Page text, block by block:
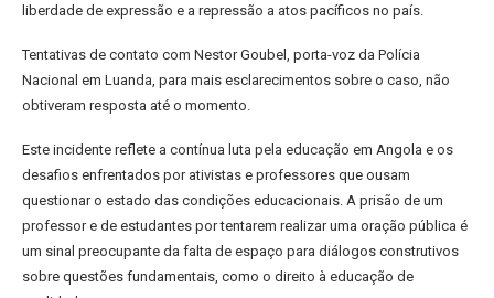
liberdade de expressão e a repressão a atos pacíficos no país.
Tentativas de contato com Nestor Goubel, porta-voz da Polícia
Nacional em Luanda, para mais esclarecimentos sobre o caso, não
obtiveram resposta até o momento.
Este incidente reflete a contínua luta pela educação em Angola e os
desafios enfrentados por ativistas e professores que ousam
questionar o estado das condições educacionais. A prisão de um
professor e de estudantes por tentarem realizar uma oração pública é
um sinal preocupante da falta de espaço para diálogos construtivos
sobre questões fundamentais, como o direito à educação de